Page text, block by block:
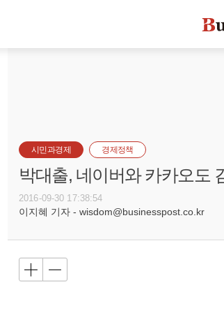
시민과경제 경제정책
박대출, 네이버와 카카오도
2016-09-30 17:38:54
이지혜 기자 - wisdom@businesspost.co.kr